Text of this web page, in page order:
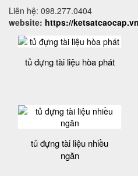
Liên hệ: 098.277.0404
website: https://
tủ đựng tài liệu hòa phát
tủ đựng tài liệu nhiều
ngăn